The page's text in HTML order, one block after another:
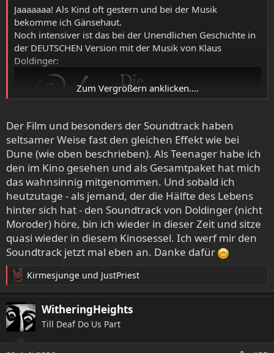
Jaaaaaaa! Als Kind oft gestern und bei der Musik
bekomme ich Gänsehaut.
Noch intensiver ist das bei der Unendlichen Geschichte in
der DEUTSCHEN Version mit der Musik von Klaus
Doldinger:
Zum Vergrößern anklicken....
Der Film und besonders der Soundtrack haben
seltsamer Weise fast den gleichen Effekt wie bei
Dune (wie oben beschrieben). Als Teenager habe ich
den im Kino gesehen und als Gesamtpaket hat mich
das wahnsinnig mitgenommen. Und sobald ich
heutzutage - als jemand, der die Hälfte des Lebens
hinter sich hat - den Soundtrack von Doldinger (nicht
Moroder) höre, bin ich wieder in dieser Zeit und sitze
quasi wieder in diesem Kinosessel. Ich werf mir den
Soundtrack jetzt mal eben an. Danke dafür
R
e
a
k
t
Kirmesjunge und JustPriest
WitheringHeights
Till Deaf Do Us Part